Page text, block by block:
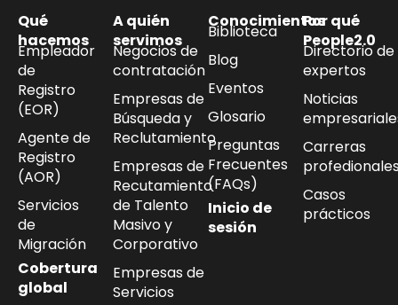
Qué
hacemos
Empleador
de
Registro
(EOR)
Agente de
Registro
(AOR)
Servicios
de
Migración
Cobertura
global
A quién
servimos
Negocios de
contratación
Empresas de
Búsqueda y
Reclutamiento
Empresas de
Recutamiento
de Talento
Masivo y
Corporativo
Empresas de
Servicios
Conocimientos
Biblioteca
Blog
Eventos
Glosario
Preguntas
Frecuentes
(FAQs)
Inicio de
sesión
Por qué
People2.0
Directorio de
expertos
Noticias
Carreras
Casos
prácticos